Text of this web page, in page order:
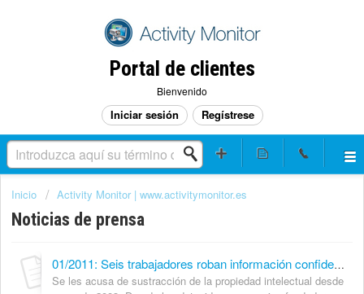
Portal de clientes
Bienvenido
Iniciar sesión Regístrese
Inicio Activity Monitor | www.activitymonitor.es
Noticias de prensa
01/2011: Seis trabajadores roban información confidencial de una empresa y montan otra – elmundo.es
Se les acusa de sustracción de la propiedad intelectual desde